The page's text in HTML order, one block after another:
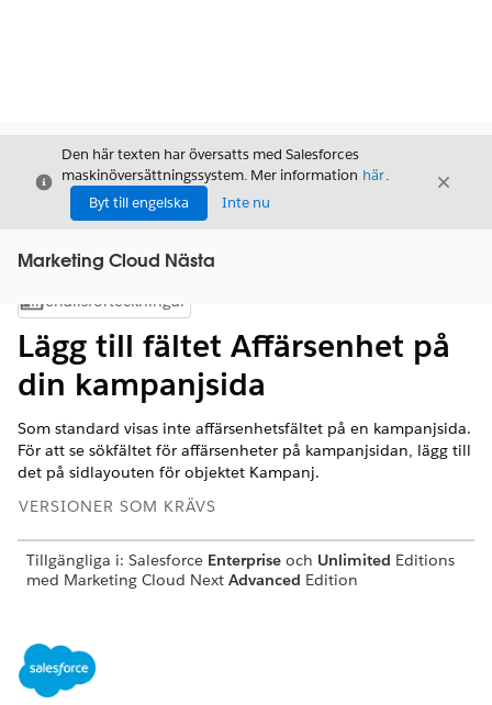
Stäng
Den här texten har översatts med Salesforces
maskinöversättningssystem. Mer information här.
Byt till engelska
Inte nu
Stäng
Marketing Cloud Nästa
Visa innehållsförteckning
Innehållsförteckningar
Lägg till fältet Affärsenhet på
din kampanjsida
Som standard visas inte affärsenhetsfältet på en kampanjsida.
För att se sökfältet för affärsenheter på kampanjsidan, lägg till
det på sidlayouten för objektet Kampanj.
VERSIONER SOM KRÄVS
Tillgängliga i: Salesforce Enterprise och Unlimited Editions
med Marketing Cloud Next Advanced Edition
Skapa sidlayouter: